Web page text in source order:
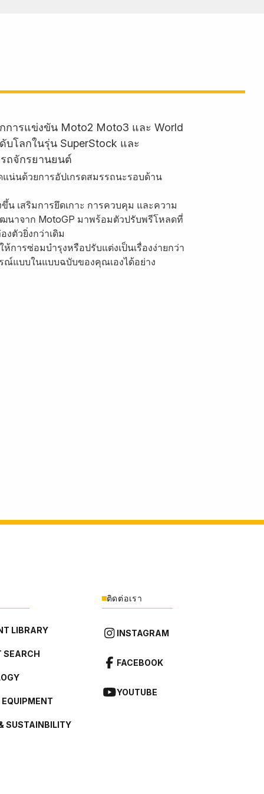
การแข่งขัน Moto2 Moto3 และ World
บโลกในรุ่น SuperStock และ
ถจักรยานยนต์
แน่นด้วยการอัปเกรดสมรรถนะรอบด้าน
เสริมการยึดเกาะ การควบคุม และความ
นาจาก MotoGP มาพร้อมตัวปรับพรีโหลดที่
ตัวยิ่งกว่าเดิม
ารซ่อมบำรุงหรือปรับแต่งเป็นเรื่องง่ายกว่า
ณ์แบบในแบบฉบับของคุณเองได้อย่าง
LIBRARY
SEARCH
SUSTAINBILITY
ติดต่อเรา
INSTAGRAM
FACEBOOK
YOUTUBE